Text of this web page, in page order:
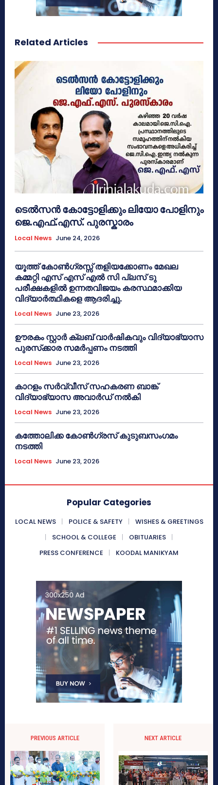
Related Articles
ടെൽസൻ കോട്ടോളിക്കും ലിയോ പോളിനും
ജെ.എഫ്.എസ്. പുരസ്കാരം
Local News June 24, 2026
യൂത്ത് കോൺഗ്രസ്സ് തളിയക്കോണം മേഖല
കമ്മറ്റി എസ് എസ് എൽ സി പ്ലസ് ടു
പരീക്ഷകളിൽ ഉന്നതവിജയം കരസ്ഥമാക്കിയ
വിദ്യാർത്ഥികളെ ആദരിച്ചു.
Local News June 23, 2026
ഊരകം സ്റ്റാർ ക്ലബ് വാർഷികവും വിദ്യാഭ്യാസ
പുരസ്‌ക്കാര സമർപ്പണം നടത്തി
Local News June 23, 2026
കാറളം സർവ്വീസ് സഹകരണ ബാങ്ക്
വിദ്യാഭ്യാസ അവാർഡ് നൽകി
Local News June 23, 2026
കത്തോലിക്ക കോൺഗ്രസ് കുടുബസംഗമം
നടത്തി
Local News June 23, 2026
Popular Categories
LOCAL NEWS POLICE & SAFETY
WISHES & GREETINGS
SCHOOL & COLLEGE
OBITUARIES
PRESS CONFERENCE
KOODAL MANIKYAM
PREVIOUS ARTICLE NEXT ARTICLE